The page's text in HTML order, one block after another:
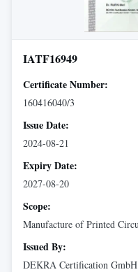
IATF16949
Certificate Number:
160416040/3
Issue Date:
2024-08-21
Expiry Date:
2027-08-20
Scope:
Manufacture of Printed
Issued By:
DEKRA Certification GmbH